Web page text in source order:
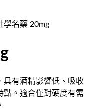
學名藥 20mg
具有酒精影響低、吸收
點。適合僅對硬度有需